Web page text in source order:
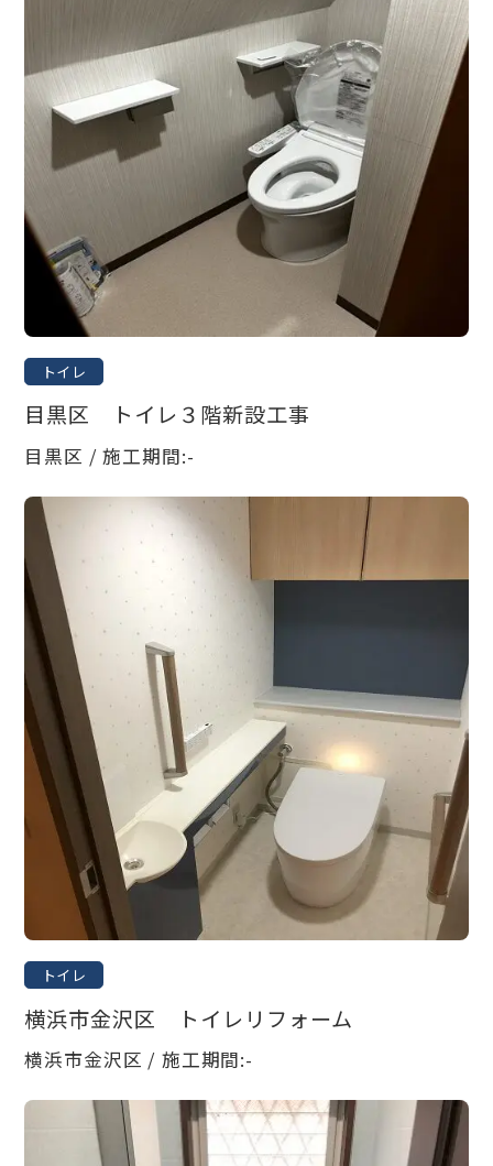
トイレ
目黒区 トイレ３階新設工事
目黒区 / 施工期間:-
トイレ
横浜市金沢区 トイレリフォーム
横浜市金沢区 / 施工期間:-